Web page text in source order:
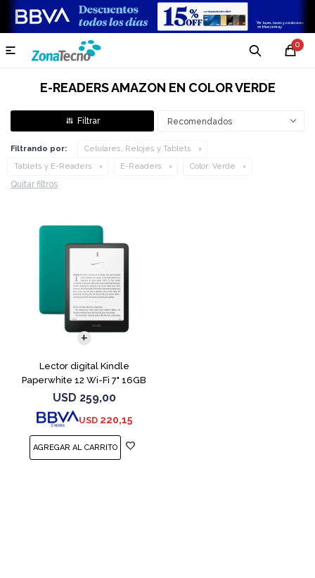
0

E-READERS AMAZON EN COLOR VERDE
Recomendados
Filtrando por:
Celulares, Relojes y Tablets
Tablets y E-Readers
E-Readers Color: Verde
Quitar filtros
Lector digital Kindle
Paperwhite 12 Wi-Fi 7" 16GB
Verde
USD 259,00
USD 220,15